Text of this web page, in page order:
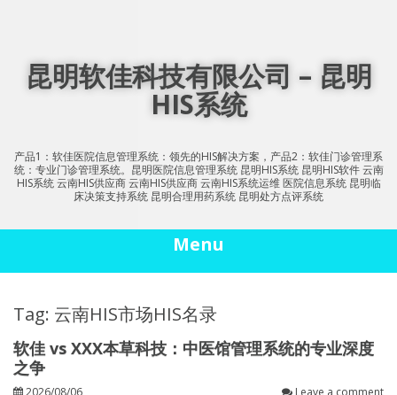
昆明软佳科技有限公司 – 昆明
HIS系统
产品1：软佳医院信息管理系统：领先的HIS解决方案，产品2：软佳门诊管理系
统：专业门诊管理系统。昆明医院信息管理系统 昆明HIS系统 昆明HIS软件 云南
HIS系统 云南HIS供应商 云南HIS供应商 云南HIS系统运维 医院信息系统 昆明临
床决策支持系统 昆明合理用药系统 昆明处方点评系统
Menu
Tag: 云南HIS市场HIS名录
软佳 vs XXX本草科技：中医馆管理系统的专业深度
之争
2026/08/06 Leave a comment